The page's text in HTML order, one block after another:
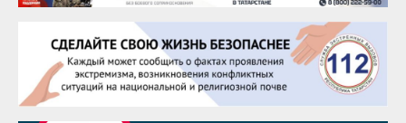
Евгений Ефимов
25 августа
Сэсэгма Бубеева
28 августа
Чингиз Мустафаев